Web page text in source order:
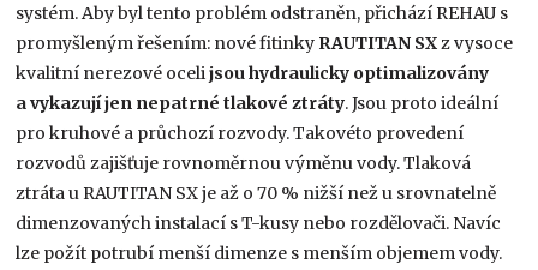
systém. Aby byl tento problém odstraněn, přichází REHAU s
promyšleným řešením: nové fitinky RAUTITAN SX z vysoce
kvalitní nerezové ocelijsou hydraulicky optimalizovány
a vykazují jen nepatrné tlakové ztráty. Jsou proto ideální
pro kruhové a průchozí rozvody. Takovéto provedení
rozvodů zajišťuje rovnoměrnou výměnu vody. Tlaková
ztráta u RAUTITAN SX je až o 70 % nižší než u srovnatelně
dimenzovaných instalací s T-kusy nebo rozdělovači. Navíc
lze požít potrubí menší dimenze s menším objemem vody.